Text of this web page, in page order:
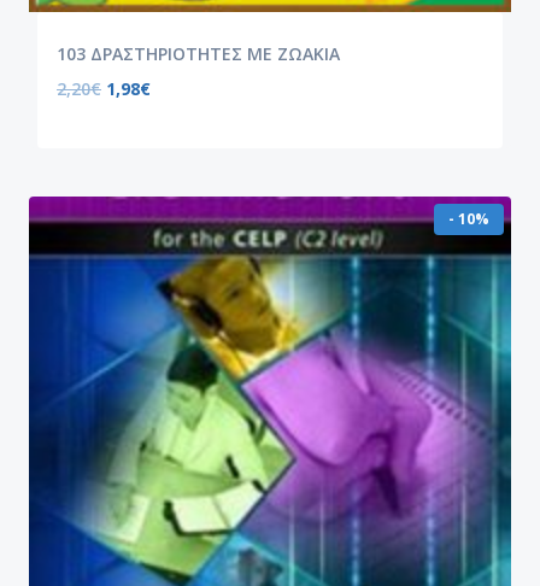
103 ΔΡΑΣΤΗΡΙΟΤΗΤΕΣ ΜΕ ΖΩΑΚΙΑ
2,20€ 1,98€
- 10%